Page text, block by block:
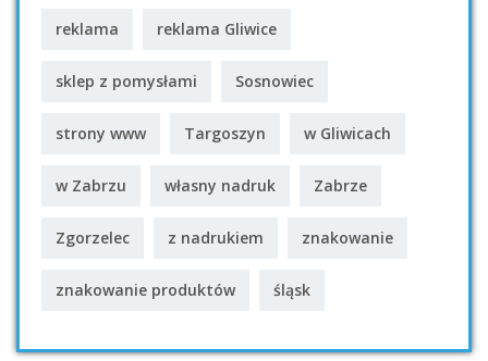
reklama reklama Gliwice
sklep z pomysłami Sosnowiec
strony www Targoszyn w Gliwicach
w Zabrzu własny nadruk Zabrze
Zgorzelec z nadrukiem znakowanie
znakowanie produktów śląsk